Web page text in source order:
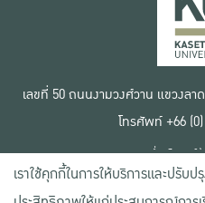
เลขที่ 50 ถนนงามวงศ์วาน แขวงล
โทรศัพท์ +66
เงื่อนไขการใ
ข้อตกลงด้า
นโยบายควา
เราใช้คุกกี้ในการให้บริการและปรับ